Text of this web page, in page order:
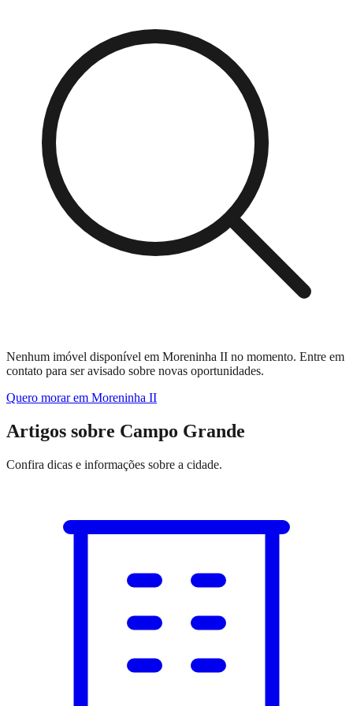
Nenhum imóvel disponível em Moreninha II no momento. Entre em
contato para ser avisado sobre novas oportunidades.
Quero morar em Moreninha II
Artigos sobre Campo Grande
Confira dicas e informações sobre a cidade.